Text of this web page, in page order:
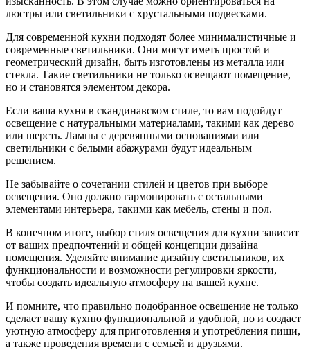
люстры или светильники с хрустальными подвесками.
Для современной кухни подходят более минималистичные и
современные светильники. Они могут иметь простой и
геометрический дизайн, быть изготовлены из металла или
стекла. Такие светильники не только освещают помещение,
но и становятся элементом декора.
Если ваша кухня в скандинавском стиле, то вам подойдут
освещение с натуральными материалами, такими как дерево
или шерсть. Лампы с деревянными основаниями или
светильники с белыми абажурами будут идеальным
решением.
Не забывайте о сочетании стилей и цветов при выборе
освещения. Оно должно гармонировать с остальными
элементами интерьера, такими как мебель, стены и пол.
В конечном итоге, выбор стиля освещения для кухни зависит
от ваших предпочтений и общей концепции дизайна
помещения. Уделяйте внимание дизайну светильников, их
функциональности и возможности регулировки яркости,
чтобы создать идеальную атмосферу на вашей кухне.
И помните, что правильно подобранное освещение не только
сделает вашу кухню функциональной и удобной, но и создаст
уютную атмосферу для приготовления и употребления пищи,
а также проведения времени с семьей и друзьями.